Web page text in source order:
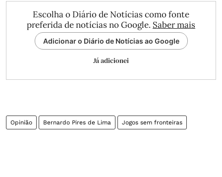
Escolha o Diário de Notícias como fonte
preferida de notícias no Google. Saber mais
Adicionar o Diário de Notícias ao Google
Já adicionei
Opinião Bernardo Pires de Lima Jogos sem fronteiras